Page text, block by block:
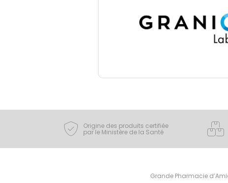
Origine des produits certifiée
par le Ministère de la Santé
Grande Pharmacie